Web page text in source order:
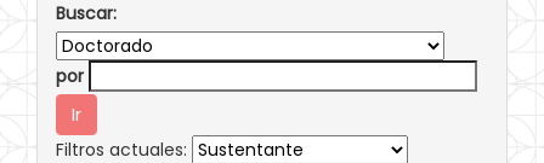
Buscar:
por
Filtros actuales: